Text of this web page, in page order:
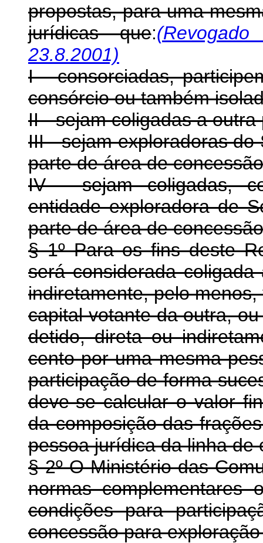
propostas, para uma
jurídicas que:
23.8.2001)
I - consorciadas,
consórcio ou também
II - sejam coligadas a outra
III - sejam exploradoras
parte de área de
IV - sejam coligadas,
entidade exploradora de
parte de área de
§ 1º Para os fins deste
será considerada
indiretamente, pelo
capital votante da outra,
detido, direta ou
cento por uma mesma
participação de forma
deve-se calcular o valor
da composição das
pessoa jurídica da linha de
§ 2º O Ministério das
normas complementares
condições para
concessão para